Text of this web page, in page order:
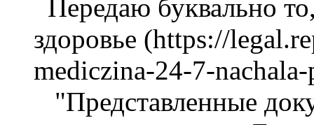
Передаю буквально
здоровье (https://
mediczina-24-7-
"Представленные